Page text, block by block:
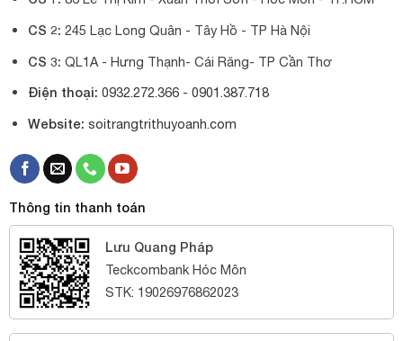
CS 2: 245 Lạc Long Quân - Tây Hồ - TP Hà Nội
CS 3: QL1A - Hưng Thạnh- Cái Răng- TP Cần Thơ
Điện thoại: 0932.272.366 - 0901.387.718
Website: soitrangtrithuyoanh.com
Thông tin thanh toán
Lưu Quang Pháp
Teckcombank Hóc Môn
STK: 19026976862023